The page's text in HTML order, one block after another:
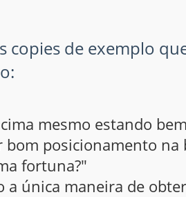
copies de exemplo
mesmo estando
bom posicionamento na
fortuna?"
a única maneira de